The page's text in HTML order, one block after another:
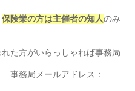
保険業の方は主催者の知人のみ
た方がいらっしゃれば事務局
事務局メールアドレス：